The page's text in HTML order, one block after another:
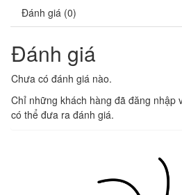
Đánh giá (0)
Đánh giá
Chưa có đánh giá nào.
Chỉ những khách hàng đã đăng nhập
có thể đưa ra đánh giá.